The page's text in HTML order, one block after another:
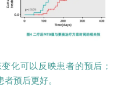
化可以反映患者的预后；
预后更好。